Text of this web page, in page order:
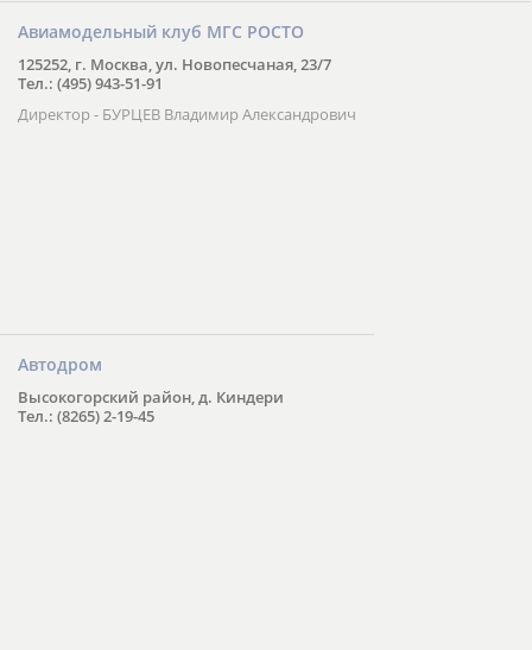
Авиамодельный клуб МГС РОСТО
125252, г. Москва, ул. Новопесчаная, 23/7
Тел.: (495) 943-51-91
Директор - БУРЦЕВ Владимир Александрович
Автодром
Высокогорский район, д. Киндери
Тел.: (8265) 2-19-45